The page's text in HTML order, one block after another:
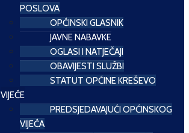
POSLOVA
OPĆINSKI GLASNIK
JAVNE NABAVKE
OGLASI I NATJEČAJI
OBAVIJESTI SLUŽBI
STATUT OPĆINE KREŠEVO
VIJEĆE
PREDSJEDAVAJUĆI OPĆINSKOG
VIJEĆA